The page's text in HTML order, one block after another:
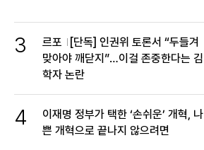
3 르포
[단독] 인권위 토론서 “두들겨
맞아야 깨닫지”…이걸 존중한다는 김
학자 논란
4
이재명 정부가 택한 ‘손쉬운’ 개혁, 나
쁜 개혁으로 끝나지 않으려면